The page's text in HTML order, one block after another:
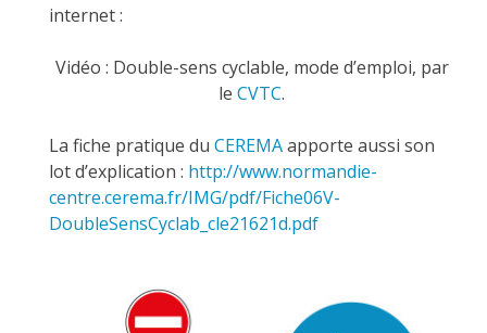
internet :
Vidéo : Double-sens cyclable, mode d’emploi, par
le CVTC.
La fiche pratique du CEREMAapporte aussi son
lot d’explication : http://www.normandie-
centre.cerema.fr/IMG/pdf/Fiche06V-
DoubleSensCyclab_cle21621d.pdf